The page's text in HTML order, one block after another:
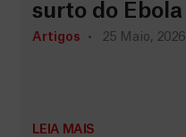
surto do Ébola
Artigos 25 Maio, 2026
LEIA MAIS